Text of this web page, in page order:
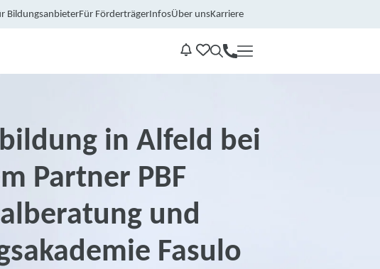
BildungsanbieterFür FörderträgerInfosÜber unsKarriere
Kontakt
in Alfeld bei
Partner PBF
und
Fasulo